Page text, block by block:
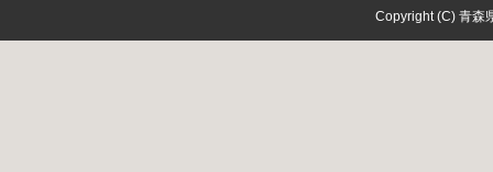
Copyright (C) 青森